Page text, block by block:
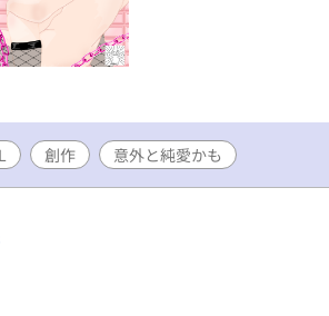
創作 意外と純愛かも